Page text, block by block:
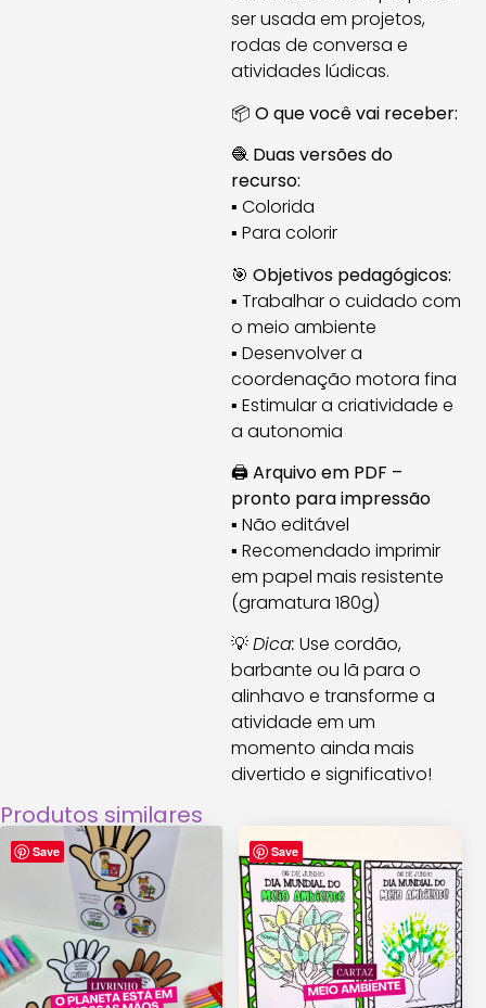
ser usada em projetos,
rodas de conversa e
atividades lúdicas.
📦 O que você vai receber:
🧶 Duas versões do
recurso:
▪ Colorida
▪ Para colorir
🎯 Objetivos pedagógicos:
▪ Trabalhar o cuidado com
o meio ambiente
▪ Desenvolver a
coordenação motora fina
▪ Estimular a criatividade e
a autonomia
🖨️Arquivo em PDF –
pronto para impressão
▪ Não editável
▪ Recomendado imprimir
em papel mais resistente
(gramatura 180g)
💡Dica: Use cordão,
barbante ou lã para o
alinhavo e transforme a
atividade em um
momento ainda mais
divertido e significativo!
Produtos similares
Save Save